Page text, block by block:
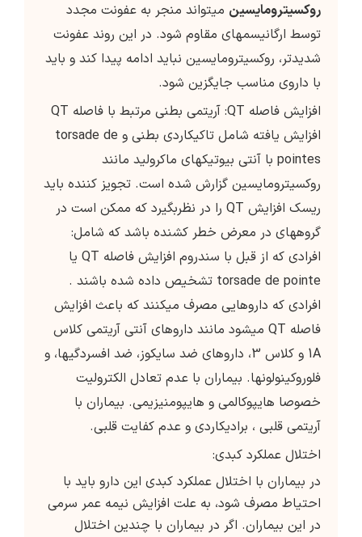
روکسیترومایسین می­تواند منجر به عفونت مجدد
توسط ارگانیسم­های مقاوم شود. در این روند عفونت
شدیدتر، روکسیترومایسین نباید ادامه پیدا کند و باید
با داروی مناسب جایگزین شود.
افزایش فاصله QT: آریتمی بطنی مرتبط با فاصله QT
افزایش یافته شامل تاکیکاردی بطنی و torsade de
pointes با آنتی بیوتیک­های ماکرولید مانند
روکسیترومایسین گزارش شده است. تجویز کننده باید
ریسک افزایش QT را در نظربگیرد که ممکن است در
گروه­های در معرض خطر کشنده باشد که شامل:
افرادی که از قبل با سندروم افزایش فاصله QT یا
torsade de pointe تشخیص داده شده باشند .
افرادی که داروهایی مصرف می­کنند که باعث افزایش
فاصله QT می­شود مانند داروهای آنتی آریتمی کلاس
1A و کلاس 3، داروهای ضد سایکوز، ضد افسردگی­ها، و
فلوروکینولون­ها. بیماران با عدم تعادل الکترولیت
خصوصا هایپوکالمی و هایپومنیزیمی. بیماران با
آریتمی قلبی ، برادیکاردی و عدم کفایت قلبی.
اختلال عملکرد کبدی:
در بیماران با اختلال عملکرد کبدی این دارو باید با
احتیاط مصرف شود، به علت افزایش نیمه عمر سرمی
در این بیماران. اگر در بیماران با چندین اختلال